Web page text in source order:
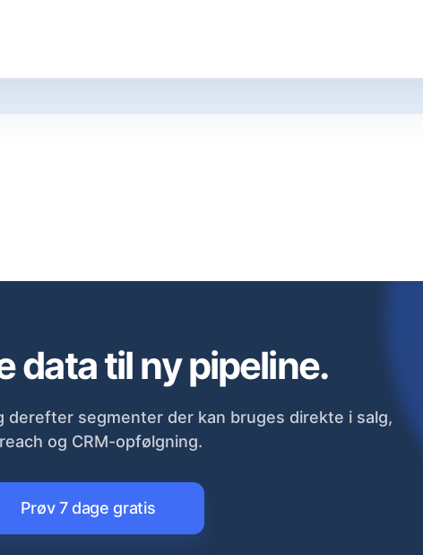
data til ny pipeline.
derefter segmenter der kan bruges direkte i salg,
og CRM-opfølgning.
Prøv 7 dage gratis